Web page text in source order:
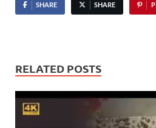
SHARE SHARE
RELATED POSTS